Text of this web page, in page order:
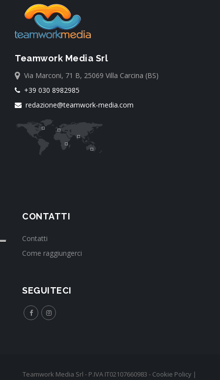
Teamwork Media Srl
Via Marconi, 71 B, 25069 Villa Carcina (BS)
+39 030 8982985
redazione@teamwork-media.com
CONTATTI
Contatti
Come raggiungerci
SEGUITECI
Teamwork Media Srl - P.IVA IT02107660983 - Cookie Policy|